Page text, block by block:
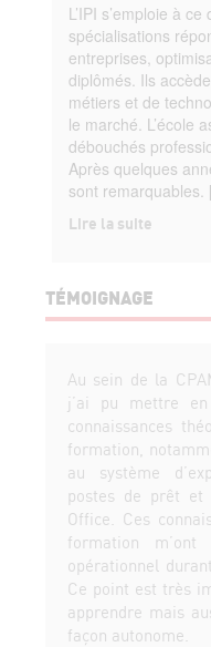
L’IPI s’emploie à
spécialisations
entreprises,
diplômés. Ils
métiers et de
le marché. L’école
débouchés
Après quelques
sont remarquables.
Lire la suite
TÉMOIGNAGE
Au sein de la
j’ai pu mettre
connaissances
formation,
au système
postes de prêt
Office. Ces
formation m’ont
opérationnel
Ce point est très
apprendre mais
façon autonome.